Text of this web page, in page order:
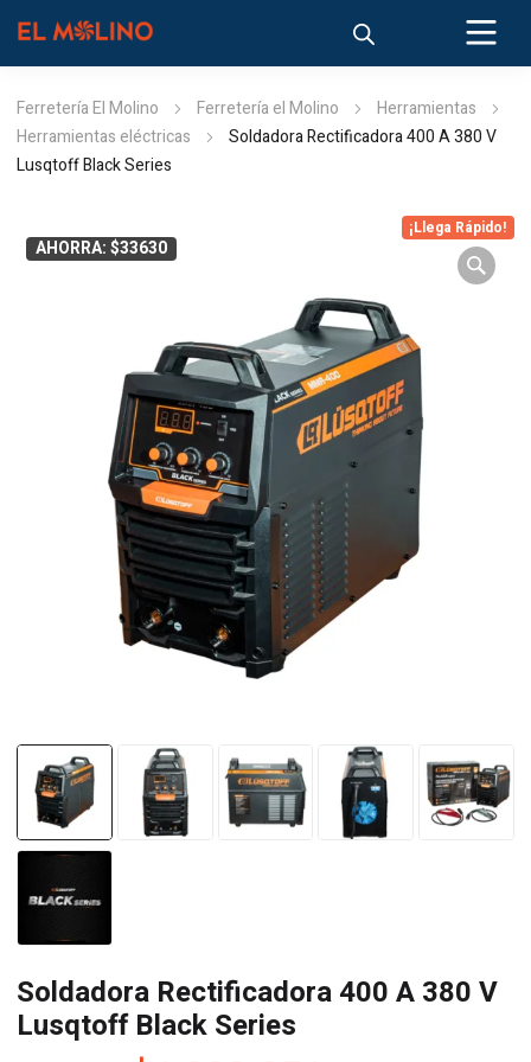
Ferretería El Molino Ferretería el Molino
Herramientas
Herramientas eléctricas
Soldadora Rectificadora 400 A 380 V
Lusqtoff Black Series
AHORRA: $33630
¡Llega Rápido!
Soldadora Rectificadora 400 A 380 V
Lusqtoff Black Series